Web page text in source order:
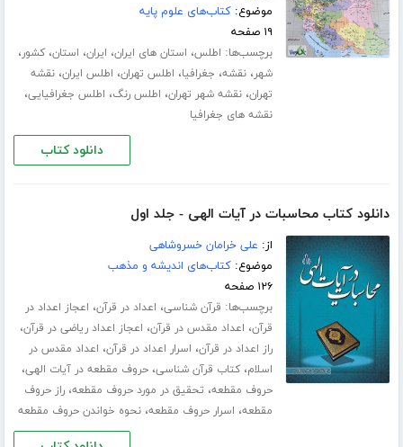
موضوع:کتاب‌های علوم پایه
۱۹ صفحه
برچسب‌ها: اطلس، استان های ایران، ایران، استان،کشور،
شهر،نقشه، جغرافیا، اطلس تهران، اطلس ایران،نقشه
تهران،نقشه شهر تهران، اطلس رنگ، اطلس جغرافیایی،
نقشه های جغرافیا
دانلود کتاب
دانلود کتاب محاسبات در آیات الهی - جلد اول
از: علی خرامان خسروشاهی
موضوع:کتاب‌های اندیشه و مذهب
۱۲۶ صفحه
برچسب‌ها: قرآن شناسی، اعداد در قرآن، اعجاز اعداد در
قرآن، اعداد مقدس در قرآن، اعجاز اعداد ریاضی در قرآن،
راز اعداد در قرآن، اسرار اعداد در قرآن، اعداد مقدس در
اسلام،کتاب قرآن شناسی،حروف مقطعه در آیات الهی،
حروف مقطعه، تحقیق در مورد حروف مقطعه،راز حروف
مقطعه، اسرار حروف مقطعه،نحوه خواندن حروف مقطعه